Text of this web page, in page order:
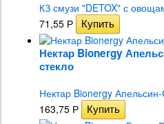
КЗ смузи "DETOX" с
71,55 Р
Нектар Bionergy
стекло
Нектар Bionergy
163,75 Р